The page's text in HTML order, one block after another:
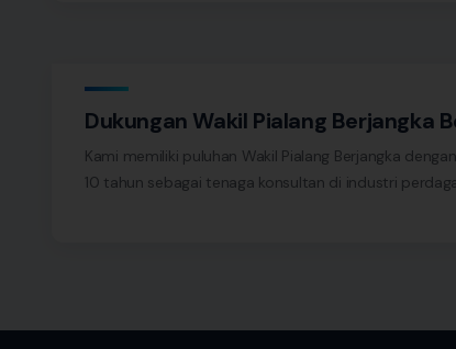
Dukungan Wakil Pialang Berjangka
Kami memiliki puluhan Wakil Pialang Berjangka
10 tahun sebagai tenaga konsultan di industri